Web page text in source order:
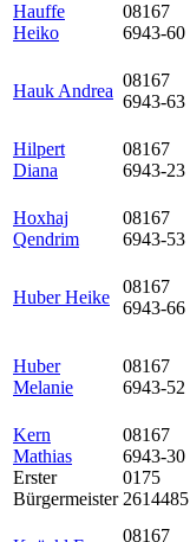
Hauffe
Heiko
08167
6943-60
Hauk Andrea
08167
6943-63
Hilpert
Diana
08167
6943-23
Hoxhaj
Qendrim
08167
6943-53
Huber Heike
08167
6943-66
Huber
Melanie
08167
6943-52
Kern
Mathias
Erster
Bürgermeister
08167
6943-30
0175
2614485
08167